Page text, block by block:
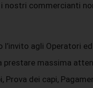
nostri commercianti
l’invito agli Operatori
prestare massima
Prova dei capi,